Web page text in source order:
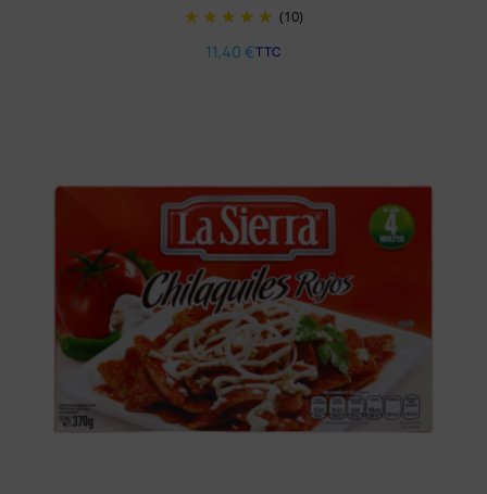
(10)
11,40 €TTC